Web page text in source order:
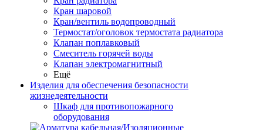
Кран шаровой
Кран/вентиль водопроводный
Термостат/оголовок термостата радиатора
Клапан поплавковый
Смеситель горячей воды
Клапан электромагнитный
Ещё
Изделия для обеспечения безопасности
жизнедеятельности
Шкаф для противопожарного
оборудования